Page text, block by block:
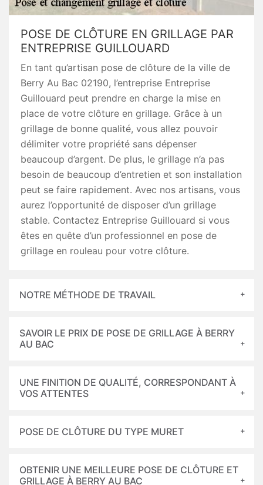
POSE DE CLÔTURE EN GRILLAGE PAR
ENTREPRISE GUILLOUARD
En tant qu’artisan pose de clôture de la ville de
Berry Au Bac 02190, l’entreprise Entreprise
Guillouard peut prendre en charge la mise en
place de votre clôture en grillage. Grâce à un
grillage de bonne qualité, vous allez pouvoir
délimiter votre propriété sans dépenser
beaucoup d’argent. De plus, le grillage n’a pas
besoin de beaucoup d’entretien et son installation
peut se faire rapidement. Avec nos artisans, vous
aurez l’opportunité de disposer d’un grillage
stable. Contactez Entreprise Guillouard si vous
êtes en quête d’un professionnel en pose de
grillage en rouleau pour votre clôture.
NOTRE MÉTHODE DE TRAVAIL
SAVOIR LE PRIX DE POSE DE GRILLAGE À BERRY
AU BAC
UNE FINITION DE QUALITÉ, CORRESPONDANT À
VOS ATTENTES
POSE DE CLÔTURE DU TYPE MURET
OBTENIR UNE MEILLEURE POSE DE CLÔTURE ET
GRILLAGE À BERRY AU BAC